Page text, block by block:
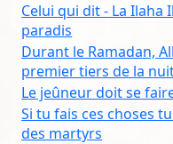
Celui qui dit - La Ilaha
paradis
Durant le Ramadan,
premier tiers de la
Le jeûneur doit se
Si tu fais ces choses
des martyrs